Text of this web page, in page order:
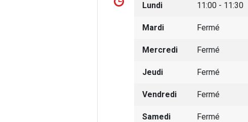
Lundi 11:00 - 11:30
Mardi Fermé
Mercredi Fermé
Jeudi Fermé
Vendredi Fermé
Samedi Fermé